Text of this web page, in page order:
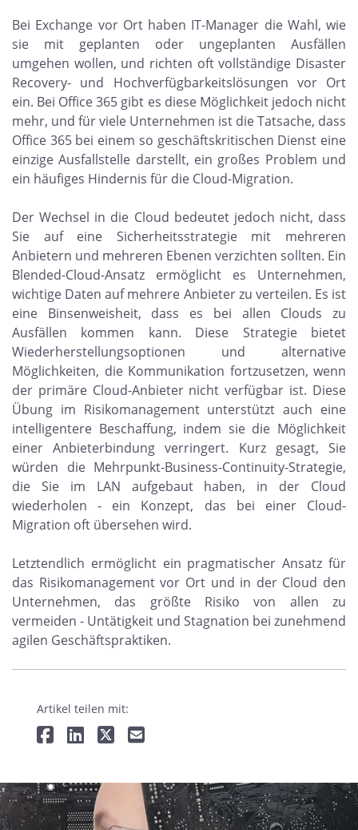
Bei Exchange vor Ort haben IT-Manager die Wahl, wie
sie mit geplanten oder ungeplanten Ausfällen
umgehen wollen, und richten oft vollständige Disaster
Recovery- und Hochverfügbarkeitslösungen vor Ort
ein. Bei Office 365 gibt es diese Möglichkeit jedoch nicht
mehr, und für viele Unternehmen ist die Tatsache, dass
Office 365 bei einem so geschäftskritischen Dienst eine
einzige Ausfallstelle darstellt, ein großes Problem und
ein häufiges Hindernis für die Cloud-Migration.
Der Wechsel in die Cloud bedeutet jedoch nicht, dass
Sie auf eine Sicherheitsstrategie mit mehreren
Anbietern und mehreren Ebenen verzichten sollten. Ein
Blended-Cloud-Ansatz ermöglicht es Unternehmen,
wichtige Daten auf mehrere Anbieter zu verteilen. Es ist
eine Binsenweisheit, dass es bei allen Clouds zu
Ausfällen kommen kann. Diese Strategie bietet
Wiederherstellungsoptionen und alternative
Möglichkeiten, die Kommunikation fortzusetzen, wenn
der primäre Cloud-Anbieter nicht verfügbar ist. Diese
Übung im Risikomanagement unterstützt auch eine
intelligentere Beschaffung, indem sie die Möglichkeit
einer Anbieterbindung verringert. Kurz gesagt, Sie
würden die Mehrpunkt-Business-Continuity-Strategie,
die Sie im LAN aufgebaut haben, in der Cloud
wiederholen - ein Konzept, das bei einer Cloud-
Migration oft übersehen wird.
Letztendlich ermöglicht ein pragmatischer Ansatz für
das Risikomanagement vor Ort und in der Cloud den
Unternehmen, das größte Risiko von allen zu
vermeiden - Untätigkeit und Stagnation bei zunehmend
agilen Geschäftspraktiken.
Artikel teilen mit: